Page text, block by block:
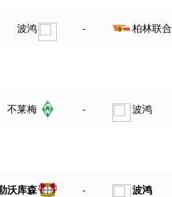
波鸿 - 柏林联合
不莱梅 - 波鸿
沃库森 - 波鸿